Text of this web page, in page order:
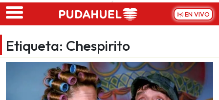
Skip to main content
EN VIVO
Etiqueta: Chespirito